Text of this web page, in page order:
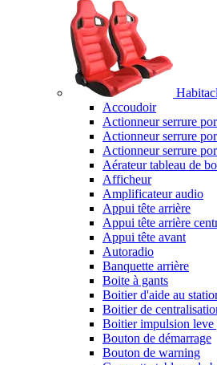
Accoudoir
Actionneur serrure
Actionneur serrure
Actionneur serrure
Aérateur tableau de
Afficheur
Amplificateur audio
Appui tête arrière
Appui tête arrière
Appui tête avant
Autoradio
Banquette arrière
Boite à gants
Boitier d'aide au
Boitier de
Boitier impulsion leve
Bouton de démarrage
Bouton de warning